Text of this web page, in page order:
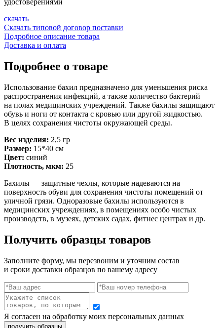
скачать
Скачать типовой договор поставки
Подробное описание товара
Доставка и оплата
Подробнее о товаре
Использование бахил предназначено для уменьшения риска
распространения инфекций, а также количество бактерий
на полах медицинских учреждений. Также бахилы защищают
обувь и ноги от контакта с кровью или другой жидкостью.
В целях сохранения чистоты окружающей среды.
Вес изделия: 2,5 гр
Размер: 15*40 см
Цвет: синий
Плотность, мкм: 25
Бахилы — защитные чехлы, которые надеваются на
поверхность обуви для сохранения чистоты помещений от
уличной грязи. Одноразовые бахилы используются в
медицинских учреждениях, в помещениях особо чистых
производств, в музеях, детских садах, фитнес центрах и др.
Получить образцы товаров
Заполните форму, мы перезвоним и уточним состав
и сроки доставки образцов по вашему адресу
Я согласен на обработку моих персональных данных